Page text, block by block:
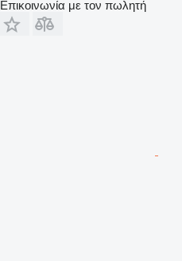
Επικοινωνία με τον πωλητή